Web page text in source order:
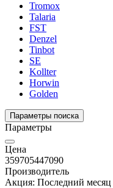
Tromox
Talaria
FST
Denzel
Tinbot
SE
Kollter
Horwin
Golden
Параметры поиска
Параметры
Цена
359705447090
Производитель
Акция: Последний месяц